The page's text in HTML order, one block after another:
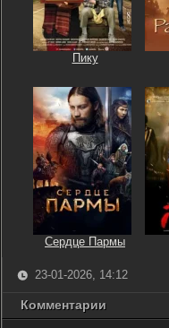
Пику
Сердце Пармы
23-01-2026, 14:12
Комментарии